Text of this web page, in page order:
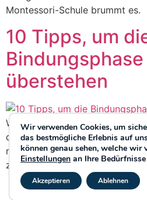
Montessori-Schule brummt es.
10 Tipps, um
überstehen
Wie lange ist die Bindungsfrist?
die Kindern dabei helfen soll,
mit neuen Betreuern und einer
zu integrieren.
Wir verwenden Cookies, um
das bestmögliche Erlebnis auf
können genau sehen, welche wir
Einstellungen an Ihre
Akzeptieren Ablehnen